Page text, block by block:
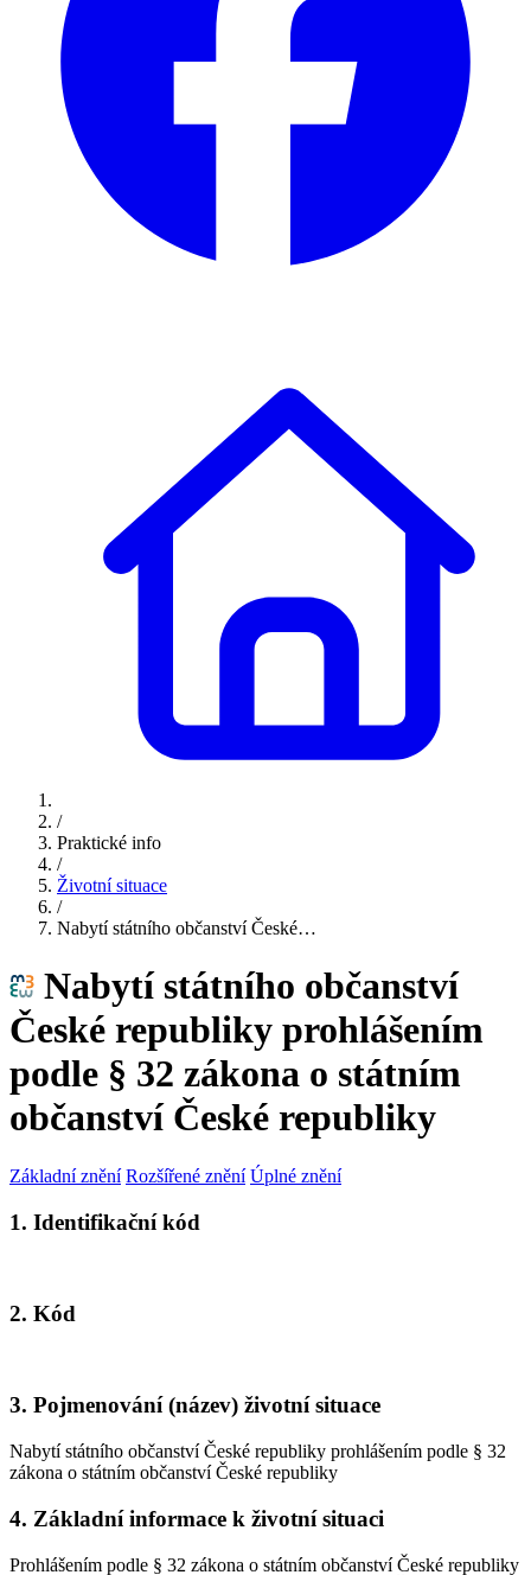
/
Praktické info
/
Životní situace
/
Nabytí státního občanství České…
Nabytí státního občanství
České republiky prohlášením
podle § 32 zákona o státním
občanství České republiky
Základní znění Rozšířené znění Úplné znění
1. Identifikační kód
2. Kód
3. Pojmenování (název) životní situace
Nabytí státního občanství České republiky prohlášením podle § 32
zákona o státním občanství České republiky
4. Základní informace k životní situaci
Prohlášením podle § 32 zákona o státním občanství České republiky